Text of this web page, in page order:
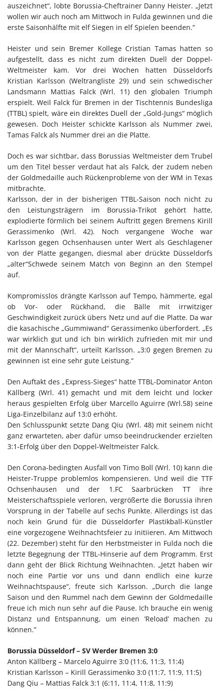
auszeichnet“, lobte Borussia-Cheftrainer Danny Heister. „Jetzt
wollen wir auch noch am Mittwoch in Fulda gewinnen und die
erste Saisonhälfte mit elf Siegen in elf Spielen beenden.”
Heister und sein Bremer Kollege Cristian Tamas hatten so
aufgestellt, dass es nicht zum direkten Duell der Doppel-
Weltmeister kam. Vor drei Wochen hatten Düsseldorfs
Kristian Karlsson (Weltrangliste 29) und sein schwedischer
Landsmann Mattias Falck (Wrl. 11) den globalen Triumph
erspielt. Weil Falck für Bremen in der Tischtennis Bundesliga
(TTBL) spielt, wäre ein direktes Duell der „Gold-Jungs“ möglich
gewesen. Doch Heister schickte Karlsson als Nummer zwei,
Tamas Falck als Nummer drei an die Platte.
Doch es war sichtbar, dass Borussias Weltmeister dem Trubel
um den Titel besser verdaut hat als Falck, der zudem neben
der Goldmedaille auch Rückenprobleme von der WM in Texas
mitbrachte.
Karlsson, der in der bisherigen TTBL-Saison noch nicht zu
den Leistungsträgern im Borussia-Trikot gehört hatte,
explodierte förmlich bei seinem Auftritt gegen Bremens Kirill
Gerassimenko (Wrl. 42). Noch vergangene Woche war
Karlsson gegen Ochsenhausen unter Wert als Geschlagener
von der Platte gegangen, diesmal aber drückte Düsseldorfs
„alter“Schwede seinem Match von Beginn an den Stempel
auf.
Kompromisslos drängte Karlsson auf Tempo, hämmerte, egal
ob Vor- oder Rückhand, die Bälle mit irrwitziger
Geschwindigkeit zurück übers Netz und auf die Platte. Da war
die kasachische „Gummiwand“ Gerassimenko überfordert. „Es
war wirklich gut und ich bin wirklich zufrieden mit mir und
mit der Mannschaft“, urteilt Karlsson. „3:0 gegen Bremen zu
gewinnen ist eine sehr gute Leistung.“
Den Auftakt des „Express-Sieges“ hatte TTBL-Dominator Anton
Källberg (Wrl. 41) gemacht und mit dem leicht und locker
heraus gespielten Erfolg über Marcello Aguirre (Wrl.58) seine
Liga-Einzelbilanz auf 13:0 erhöht.
Den Schlusspunkt setzte Dang Qiu (Wrl. 48) mit seinem nicht
ganz erwarteten, aber dafür umso beeindruckender erzielten
3:1-Erfolg über den Doppel-Weltmeister Falck.
Den Corona-bedingten Ausfall von Timo Boll (Wrl. 10) kann die
Heister-Truppe problemlos kompensieren. Und weil die TTF
Ochsenhausen und der 1.FC Saarbrücken TT ihre
Meisterschaftsspiele verloren, vergrößerte die Borussia ihren
Vorsprung in der Tabelle auf sechs Punkte. Allerdings ist das
noch kein Grund für die Düsseldorfer Plastikball-Künstler
eine vorgezogene Weihnachtsfeier zu initiieren. Am Mittwoch
(22. Dezember) steht für den Herbstmeister in Fulda noch die
letzte Begegnung der TTBL-Hinserie auf dem Programm. Erst
dann geht der Blick Richtung Weihnachten. „Jetzt haben wir
noch eine Partie vor uns und dann endlich eine kurze
Weihnachtspause“, freute sich Karlsson. „Durch die lange
Saison und den Rummel nach dem Gewinn der Goldmedaille
freue ich mich nun sehr auf die Pause. Ich brauche ein wenig
Distanz und Entspannung, um einen ‘Reload’ machen zu
können.”
Borussia Düsseldorf – SV Werder Bremen 3:0
Anton Källberg – Marcelo Aguirre 3:0 (11:6, 11:3, 11:4)
Kristian Karlsson – Kirill Gerassimenko 3:0 (11:7, 11:9, 11:5)
Dang Qiu – Mattias Falck 3:1 (6:11, 11:4, 11:8, 11:9)